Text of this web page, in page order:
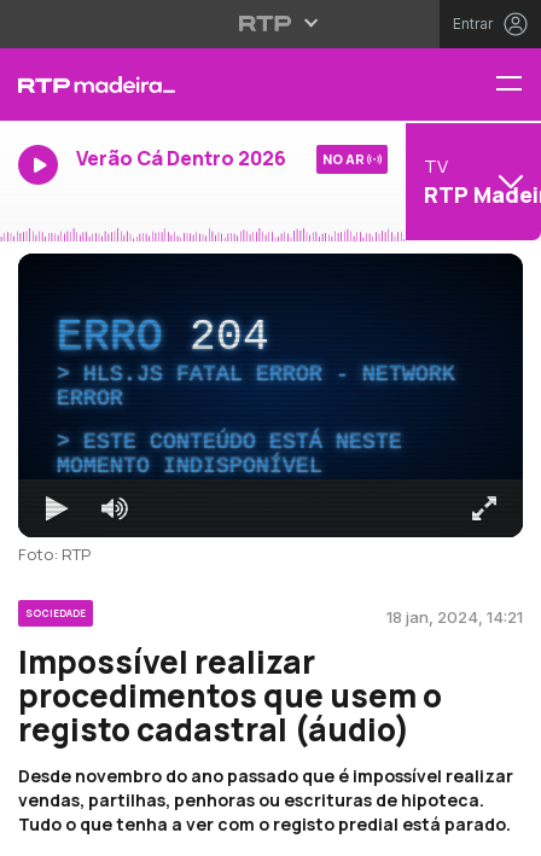
Entrar
Verão Cá Dentro 2026 NO AR TV
RTP
ERRO204
HLS.JS FATAL ERROR - NETWORK
ERROR
ESTE CONTEÚDO ESTÁ NESTE
MOMENTO INDISPONÍVEL
Foto: RTP
SOCIEDADE 18 jan, 2024, 14:21
Impossível realizar
procedimentos que usem o
registo cadastral (áudio)
Desde novembro do ano passado que é impossível realizar
vendas, partilhas, penhoras ou escrituras de hipoteca.
Tudo o que tenha a ver com o registo predial está parado.